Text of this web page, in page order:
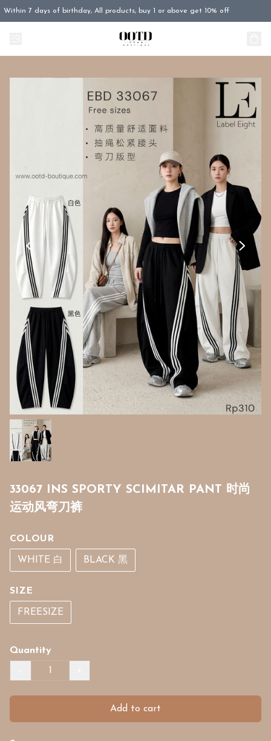
Within 7 days of birthday, All products, buy 1 or above get 10% off
33067 INS SPORTY SCIMITAR PANT 时尚
运动风弯刀裤
COLOUR
WHITE 白 BLACK 黑
SIZE
FREESIZE
Quantity
Add to cart